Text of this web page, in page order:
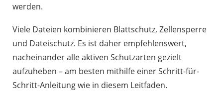
werden.
Viele Dateien kombinieren Blattschutz, Zellensperre
und Dateischutz. Es ist daher empfehlenswert,
nacheinander alle aktiven Schutzarten gezielt
aufzuheben – am besten mithilfe einer Schritt-für-
Schritt-Anleitung wie in diesem Leitfaden.